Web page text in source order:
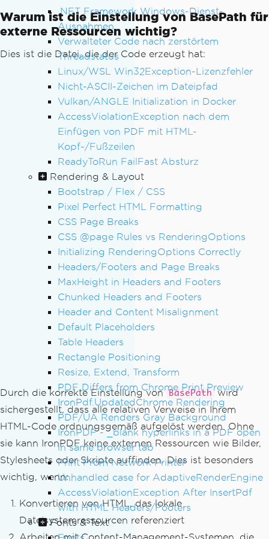
.NET Framework Windows-Dienst-
Ausnahmen
Verwalteter Code nach zerstörtem
Threadstatus
Linux/WSL Win32Exception-Lizenzfehler
Nicht-ASCII-Zeichen im Dateipfad
Vulkan/ANGLE Initialization in Docker
AccessViolationException nach dem
Einfügen von PDF mit HTML-
Kopf-/Fußzeilen
ReadyToRun FailFast Absturz
Rendering & Layout
Bootstrap / Flex / CSS
Pixel Perfect HTML Formatting
CSS Page Breaks
CSS @page Rules vs RenderingOptions
Initializing RenderingOptions Correctly
Headers/Footers and Page Breaks
MaxHeight in Headers and Footers
Chunked Headers and Footers
Header and Content Misalignment
Default Placeholders
Table Headers
Rectangle Positioning
Resize, Extend, Transform
PDF Differs from Chrome Print Preview
IronPdf.UpdatedChrome Rendering
PDF/UA Renders Gray Background
IronPDF - _blank hyperlinks in a PDF open
in same browser tab
Print From Network Printer
Unhandled case for AdaptiveRenderEngine
AccessViolationException After InsertPdf
with HTML Headers/Footers
Fonts & Text
Warum ist die Einstellung von BasePath für
externe Ressourcen wichtig?
Dies ist die Datei, die der Code erzeugt hat:
Durch die korrekte Einstellung von BasePath wird
sichergestellt, dass alle relativen Verweise in Ihrem
HTML-Code ordnungsgemäß aufgelöst werden. Ohne
sie kann IronPDF keine externen Ressourcen wie Bilder,
Stylesheets oder Skripte auffinden. Dies ist besonders
wichtig, wenn:
Konvertieren von HTML, das lokale
Dateisystemressourcen referenziert